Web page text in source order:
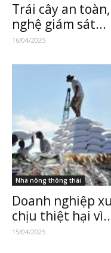
Trái cây an
nghệ giám sát...
16/04/2025
Nhà nông thông thái
Doanh nghiệp
chịu thiệt hại
15/04/2025